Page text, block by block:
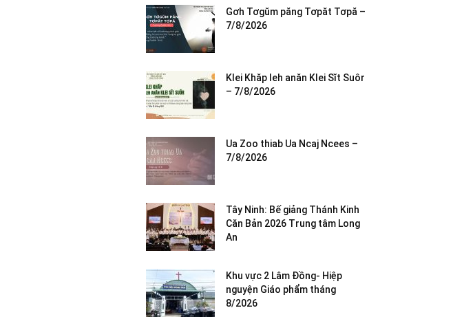
Gơh Tơgŭm păng Tơpăt Tơpă –
7/8/2026
Klei Khăp leh anăn Klei Sĭt Suôr
– 7/8/2026
Ua Zoo thiab Ua Ncaj Ncees –
7/8/2026
Tây Ninh: Bế giảng Thánh Kinh
Căn Bản 2026 Trung tâm Long
An
Khu vực 2 Lâm Đồng- Hiệp
nguyện Giáo phẩm tháng
8/2026